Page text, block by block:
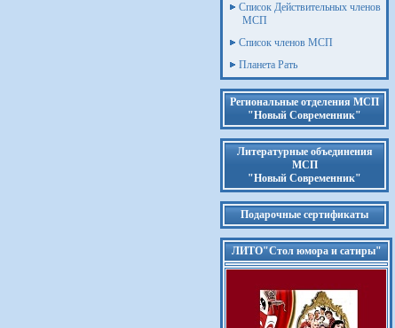
Список Действительных членов
МСП
Список членов МСП
Планета Рать
Региональные отделения МСП
"Новый Современник"
Литературные объединения
МСП
"Новый Современник"
Подарочные сертификаты
ЛИТО"Стол юмора и сатиры"